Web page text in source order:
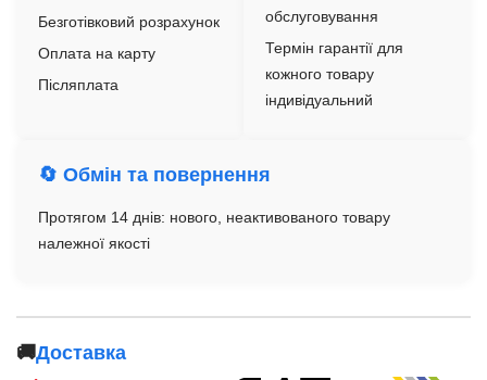
Безготівковий розрахунок
Оплата на карту
Післяплата
обслуговування
Термін гарантії для
кожного товару
індивідуальний
🔄 Обмін та повернення
Протягом 14 днів: нового, неактивованого товару
належної якості
🚚Доставка